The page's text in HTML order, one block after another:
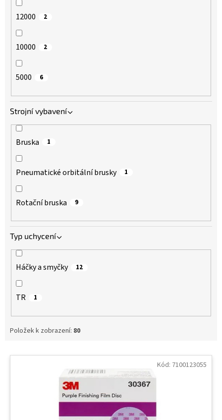
12000 2
10000 2
5000 6
Strojní vybavení
Bruska 1
Pneumatické orbitální brusky 1
Rotační bruska 9
Typ uchycení
Háčky a smyčky 12
TR 1
Položek k zobrazení: 80
V
Kód: 7100123055